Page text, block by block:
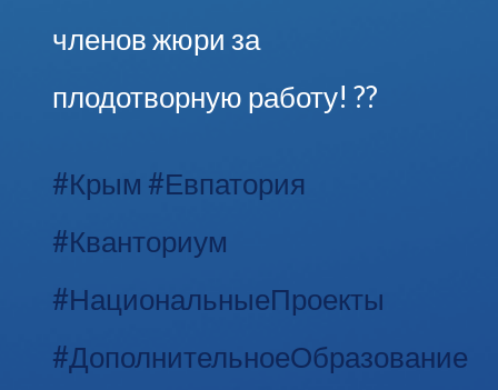
членов жюри за
плодотворную работу! ??
#Крым #Евпатория
#Кванториум
#НациональныеПроекты
#ДополнительноеОбразование